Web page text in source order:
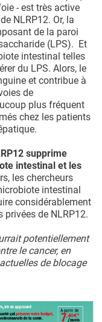
- est très active
NLRP12. Or, la
de la paroi
(LPS). Et
intestinal telles
du LPS. Alors, le
et contribue à
de
plus fréquent
chez les patients
supprime
intestinal et les
les chercheurs
intestinal
considérablement
de NLRP12.
potentiellement
le cancer, en
de blocage